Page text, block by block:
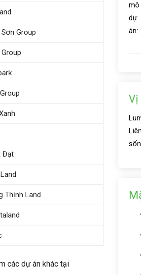
Group
Group
Đạt
Thịnh Land
các dự án khác tại
mô
dự
án:
Vị